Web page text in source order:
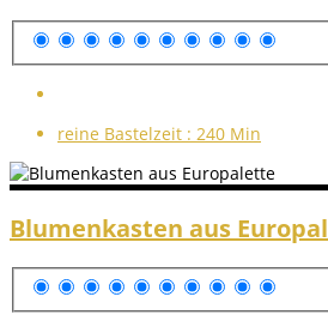
reine Bastelzeit : 240 Min
Blumenkasten aus